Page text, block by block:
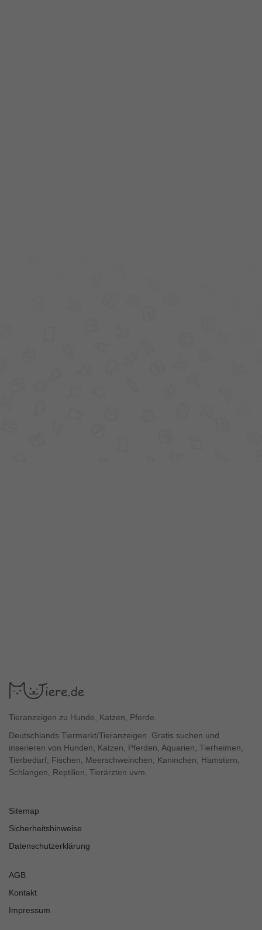
Tieranzeigen zu Hunde, Katzen, Pferde.
Deutschlands Tiermarkt/Tieranzeigen. Gratis suchen und
inserieren von Hunden, Katzen, Pferden, Aquarien, Tierheimen,
Tierbedarf, Fischen, Meerschweinchen, Kaninchen, Hamstern,
Schlangen, Reptilien, Tierärzten uvm.
Sitemap
Sicherheitshinweise
Datenschutzerklärung
AGB
Kontakt
Impressum